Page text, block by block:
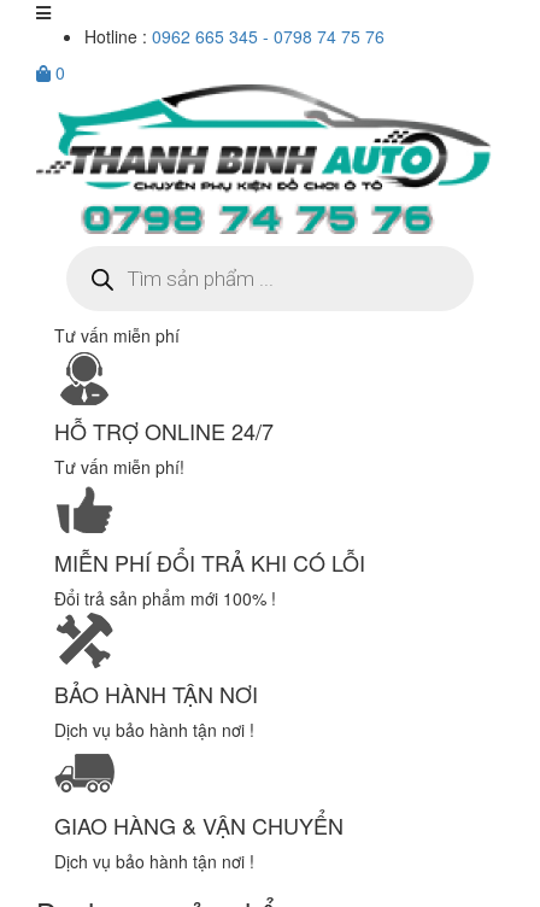
Hotline : 0962 665 345 - 0798 74 75 76
0
kiếm
sản
Tư vấn miễn phí
HỖ TRỢ ONLINE 24/7
Tư vấn miễn phí!
MIỄN PHÍ ĐỔI TRẢ KHI CÓ LỖI
Đổi trả sản phẩm mới 100% !
BẢO HÀNH TẬN NƠI
Dịch vụ bảo hành tận nơi !
GIAO HÀNG & VẬN CHUYỂN
Dịch vụ bảo hành tận nơi !